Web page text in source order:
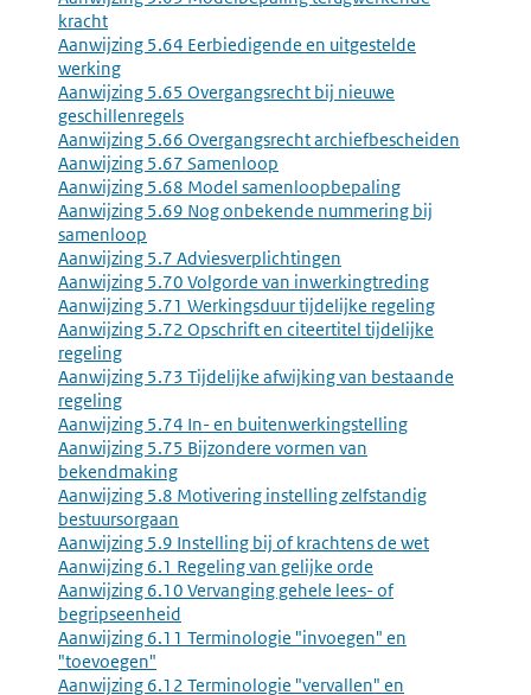
kracht
Aanwijzing 5.64 Eerbiedigende en uitgestelde
werking
Aanwijzing 5.65 Overgangsrecht bij nieuwe
geschillenregels
Aanwijzing 5.66 Overgangsrecht archiefbescheiden
Aanwijzing 5.67 Samenloop
Aanwijzing 5.68 Model samenloopbepaling
Aanwijzing 5.69 Nog onbekende nummering bij
samenloop
Aanwijzing 5.7 Adviesverplichtingen
Aanwijzing 5.70 Volgorde van inwerkingtreding
Aanwijzing 5.71 Werkingsduur tijdelijke regeling
Aanwijzing 5.72 Opschrift en citeertitel tijdelijke
regeling
Aanwijzing 5.73 Tijdelijke afwijking van bestaande
regeling
Aanwijzing 5.74 In- en buitenwerkingstelling
Aanwijzing 5.75 Bijzondere vormen van
bekendmaking
Aanwijzing 5.8 Motivering instelling zelfstandig
bestuursorgaan
Aanwijzing 5.9 Instelling bij of krachtens de wet
Aanwijzing 6.1 Regeling van gelijke orde
Aanwijzing 6.10 Vervanging gehele lees- of
begripseenheid
Aanwijzing 6.11 Terminologie "invoegen" en
"toevoegen"
Aanwijzing 6.12 Terminologie "vervallen" en